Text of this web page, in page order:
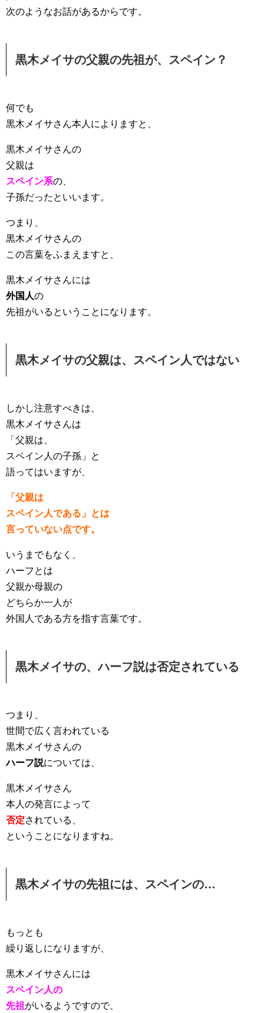
次のようなお話があるからです。
黒木メイサの父親の先祖が、スペイン？
何でも
黒木メイサさん本人によりますと、
黒木メイサさんの
父親は
スペイン系の、
子孫だったといいます。
つまり、
黒木メイサさんの
この言葉をふまえますと、
黒木メイサさんには
外国人の
先祖がいるということになります。
黒木メイサの父親は、スペイン人ではない
しかし注意すべきは、
黒木メイサさんは
「父親は、
スペイン人の子孫」と
語ってはいますが、
「父親は
スペイン人である」とは
言っていない点です。
いうまでもなく、
ハーフとは
父親か母親の
どちらか一人が
外国人である方を指す言葉です。
黒木メイサの、ハーフ説は否定されている
つまり、
世間で広く言われている
黒木メイサさんの
ハーフ説については、
黒木メイサさん
本人の発言によって
否定されている、
ということになりますね。
黒木メイサの先祖には、スペインの…
もっとも
繰り返しになりますが、
黒木メイサさんには
スペイン人の
先祖 がいるようですので、